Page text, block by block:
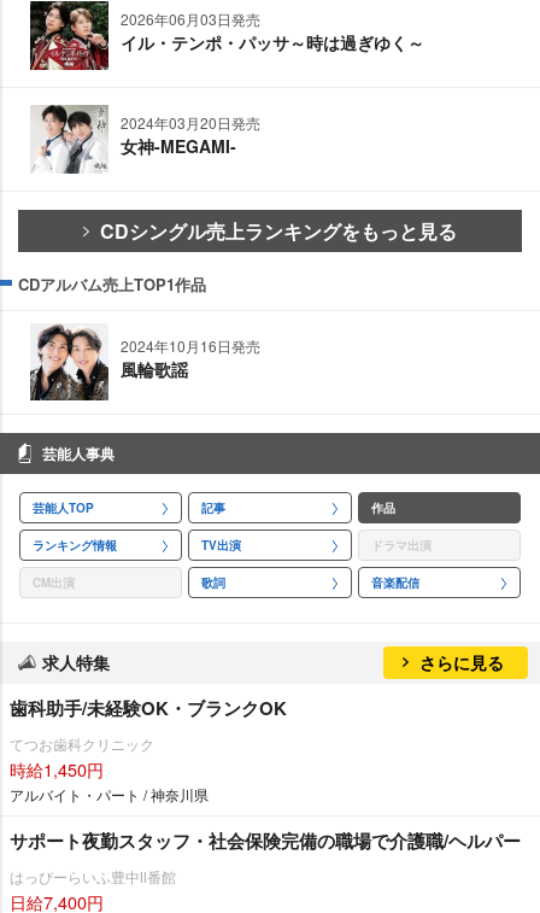
2026年06月03日発売
イル・テンポ・パッサ～時は過ぎゆく～
2024年03月20日発売
女神-MEGAMI-
CDシングル売上ランキングをもっと見る
CDアルバム売上TOP1作品
2024年10月16日発売
風輪歌謡
芸能人事典
芸能人TOP 記事 作品
ランキング情報 TV出演 ドラマ出演
CM出演 歌詞 音楽配信
求人特集 さらに見る
歯科助手/未経験OK・ブランクOK
てつお歯科クリニック
時給1,450円
アルバイト・パート / 神奈川県
サポート夜勤スタッフ・社会保険完備の職場で介護職/ヘルパー
はっぴーらいふ豊中Ⅱ番館
日給7,400円